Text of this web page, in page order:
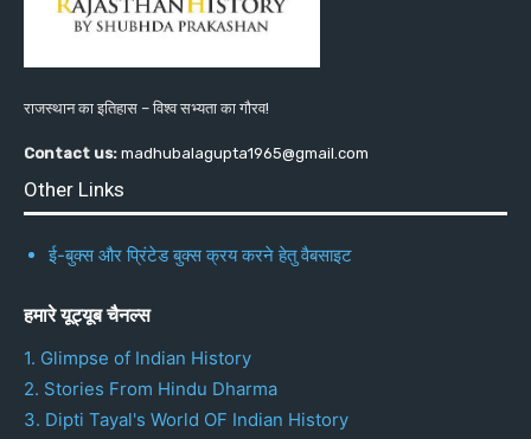
राजस्थान का इतिहास – विश्व सभ्यता का गौरव!
Contact us: madhubalagupta1965@gmail.com
Other Links
ई-बुक्स और प्रिंटेड बुक्स क्रय करने हेतु वैबसाइट
हमारे यूट्यूब चैनल्स
1. Glimpse of Indian History
2. Stories From Hindu Dharma
3. Dipti Tayal's World OF Indian History